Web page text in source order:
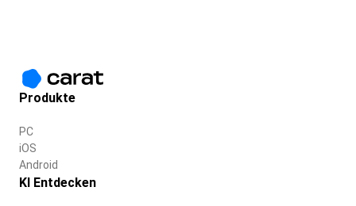
Produkte
PC
iOS
Android
KI Entdecken